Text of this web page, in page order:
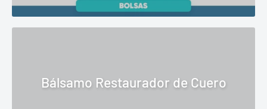
Bálsamo Restaurador de Cuero